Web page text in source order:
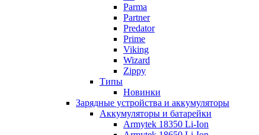
Parma
Partner
Predator
Prime
Viking
Wizard
Zippy
Типы
Новинки
Зарядные устройства и аккумуляторы
Аккумуляторы и батарейки
Armytek 18350 Li-Ion